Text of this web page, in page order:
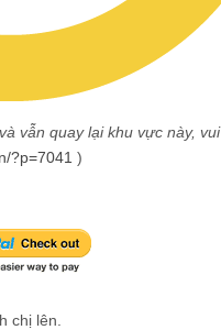
vẫn quay lại khu vực này,
?p=7041 )
chị lên.